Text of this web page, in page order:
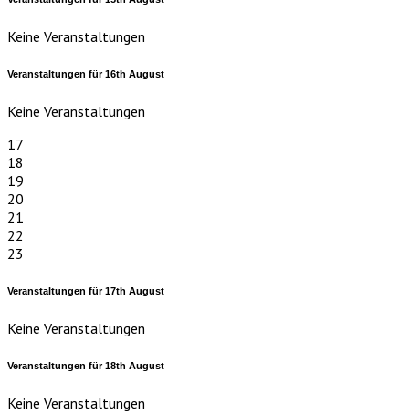
Keine Veranstaltungen
Veranstaltungen für16th August
Keine Veranstaltungen
17
18
19
20
21
22
23
Veranstaltungen für17th August
Keine Veranstaltungen
Veranstaltungen für18th August
Keine Veranstaltungen